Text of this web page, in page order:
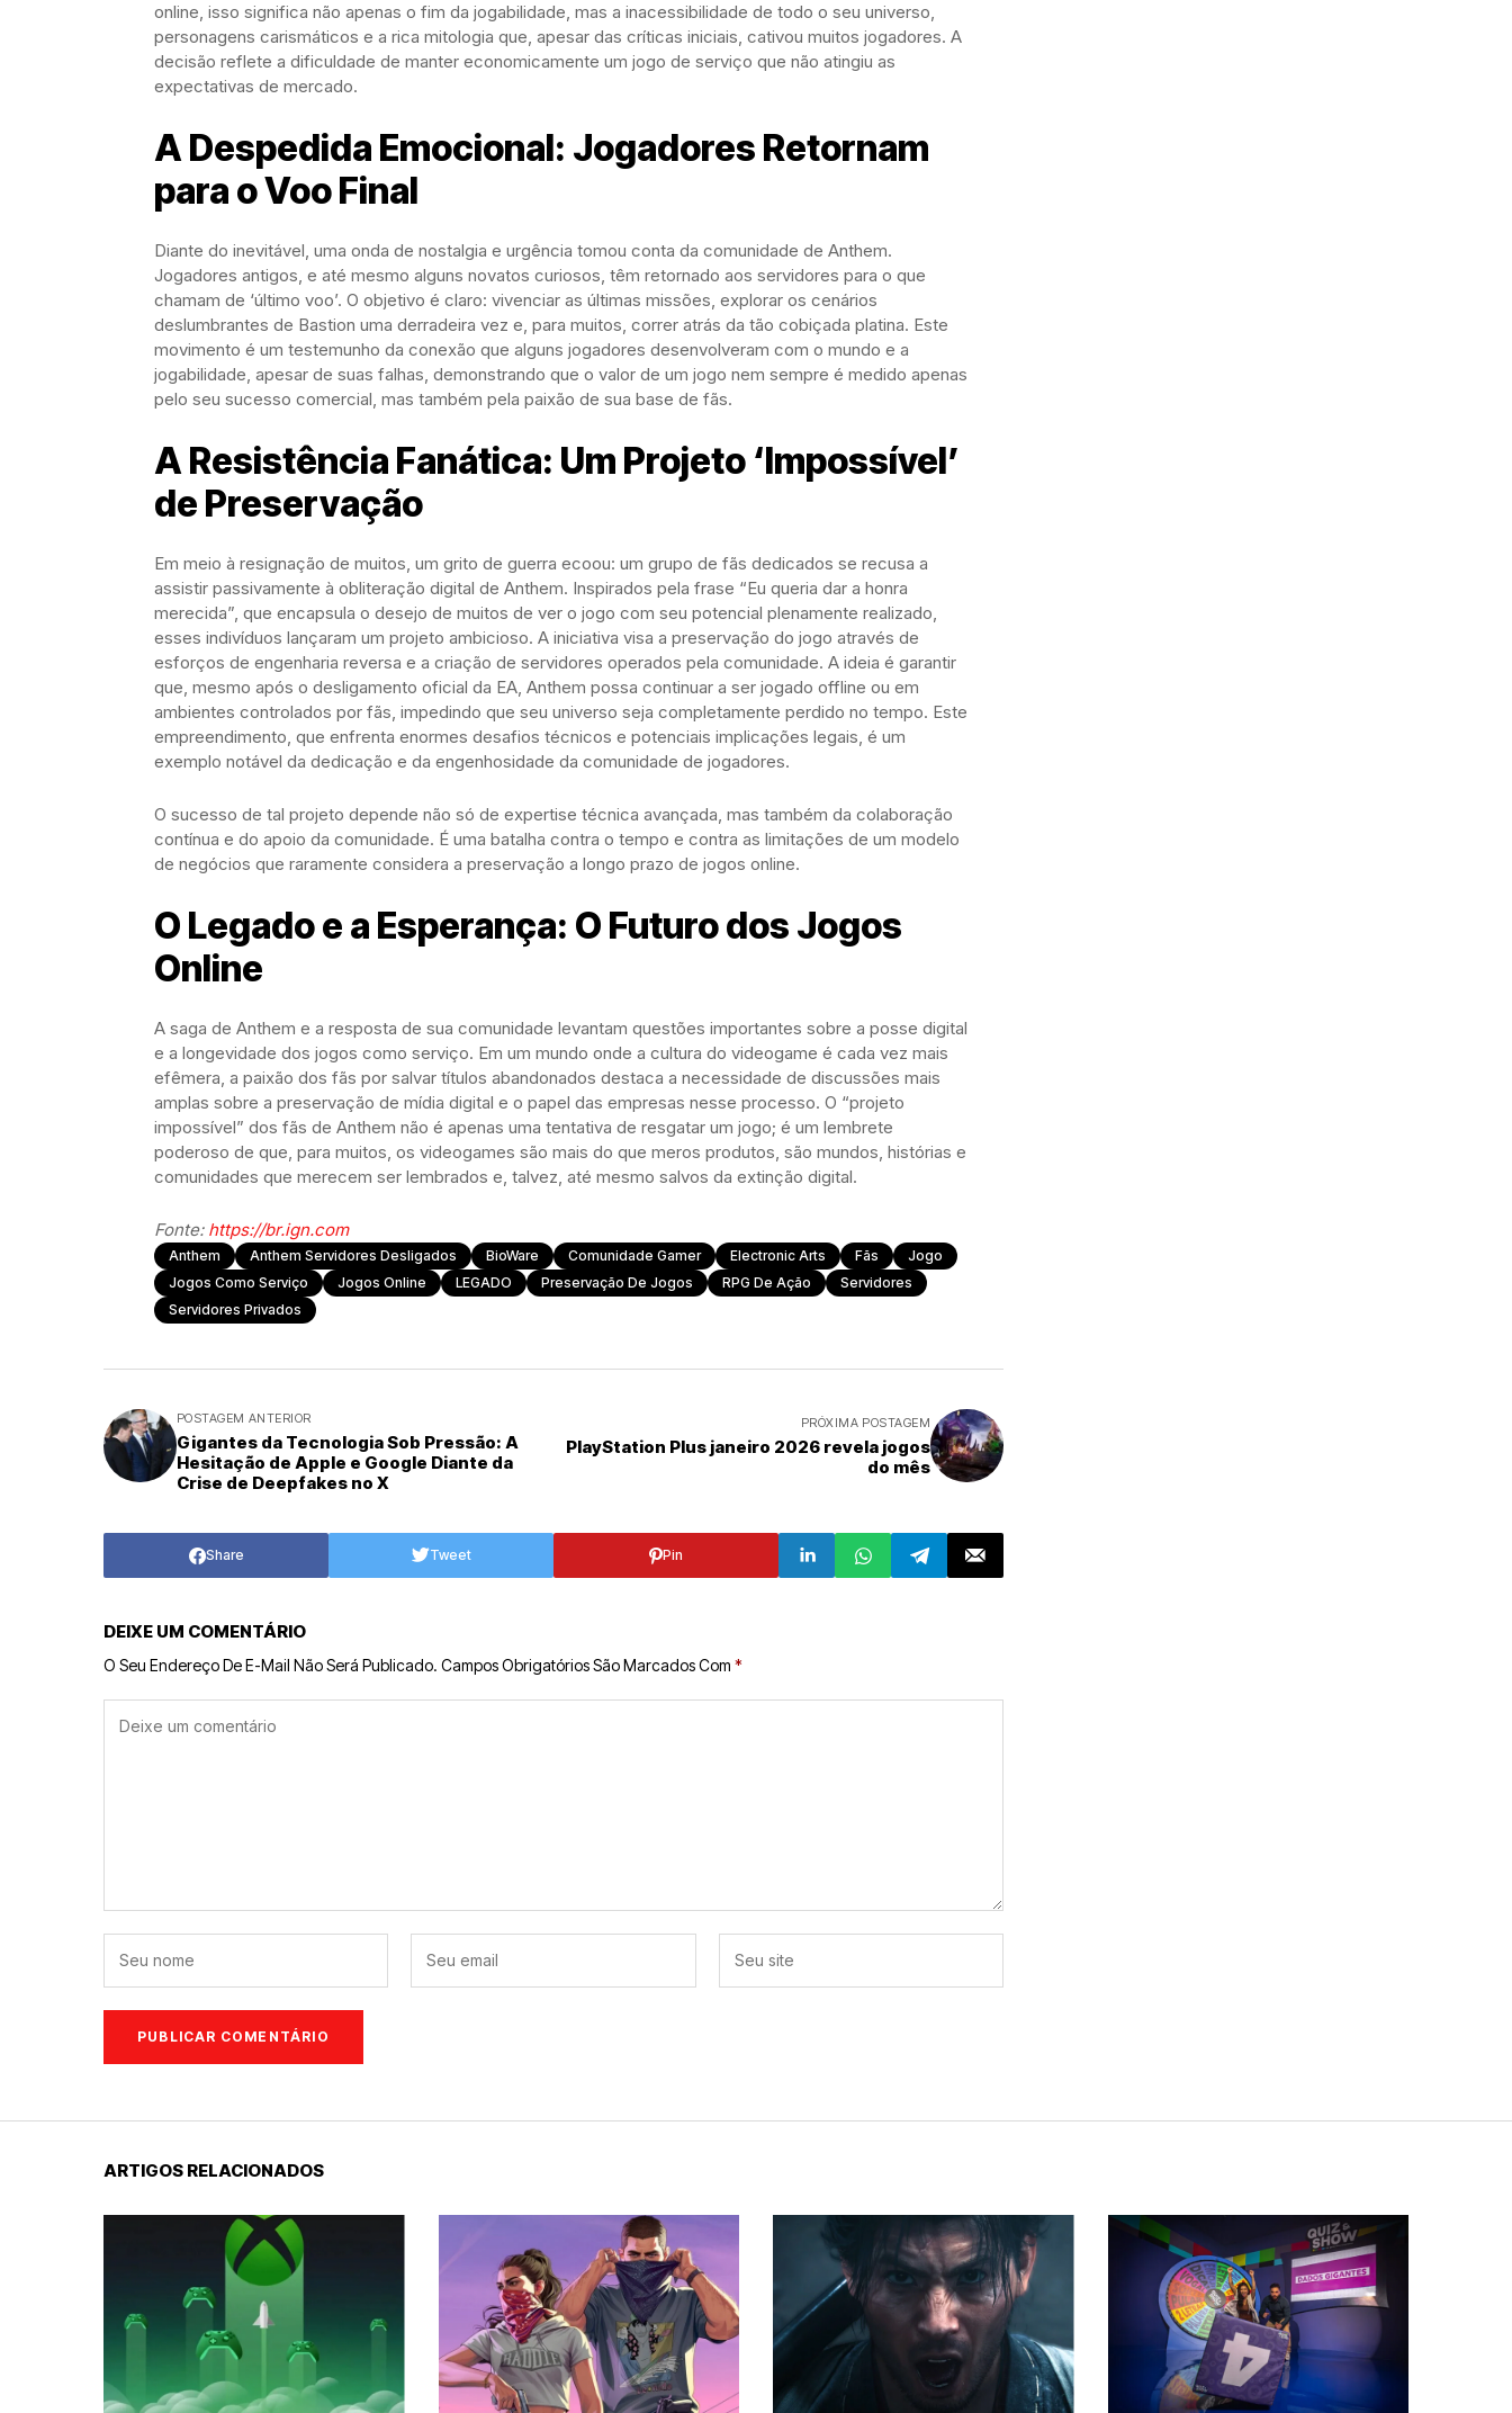
online, isso significa não apenas o fim da jogabilidade, mas a inacessibilidade de todo o seu universo,
personagens carismáticos e a rica mitologia que, apesar das críticas iniciais, cativou muitos jogadores. A
decisão reflete a dificuldade de manter economicamente um jogo de serviço que não atingiu as
expectativas de mercado.
A Despedida Emocional: Jogadores Retornam
para o Voo Final
Diante do inevitável, uma onda de nostalgia e urgência tomou conta da comunidade de Anthem.
Jogadores antigos, e até mesmo alguns novatos curiosos, têm retornado aos servidores para o que
chamam de ‘último voo’. O objetivo é claro: vivenciar as últimas missões, explorar os cenários
deslumbrantes de Bastion uma derradeira vez e, para muitos, correr atrás da tão cobiçada platina. Este
movimento é um testemunho da conexão que alguns jogadores desenvolveram com o mundo e a
jogabilidade, apesar de suas falhas, demonstrando que o valor de um jogo nem sempre é medido apenas
pelo seu sucesso comercial, mas também pela paixão de sua base de fãs.
A Resistência Fanática: Um Projeto ‘Impossível’
de Preservação
Em meio à resignação de muitos, um grito de guerra ecoou: um grupo de fãs dedicados se recusa a
assistir passivamente à obliteração digital de Anthem. Inspirados pela frase “Eu queria dar a honra
merecida”, que encapsula o desejo de muitos de ver o jogo com seu potencial plenamente realizado,
esses indivíduos lançaram um projeto ambicioso. A iniciativa visa a preservação do jogo através de
esforços de engenharia reversa e a criação de servidores operados pela comunidade. A ideia é garantir
que, mesmo após o desligamento oficial da EA, Anthem possa continuar a ser jogado offline ou em
ambientes controlados por fãs, impedindo que seu universo seja completamente perdido no tempo. Este
empreendimento, que enfrenta enormes desafios técnicos e potenciais implicações legais, é um
exemplo notável da dedicação e da engenhosidade da comunidade de jogadores.
O sucesso de tal projeto depende não só de expertise técnica avançada, mas também da colaboração
contínua e do apoio da comunidade. É uma batalha contra o tempo e contra as limitações de um modelo
de negócios que raramente considera a preservação a longo prazo de jogos online.
O Legado e a Esperança: O Futuro dos Jogos
Online
A saga de Anthem e a resposta de sua comunidade levantam questões importantes sobre a posse digital
e a longevidade dos jogos como serviço. Em um mundo onde a cultura do videogame é cada vez mais
efêmera, a paixão dos fãs por salvar títulos abandonados destaca a necessidade de discussões mais
amplas sobre a preservação de mídia digital e o papel das empresas nesse processo. O “projeto
impossível” dos fãs de Anthem não é apenas uma tentativa de resgatar um jogo; é um lembrete
poderoso de que, para muitos, os videogames são mais do que meros produtos, são mundos, histórias e
comunidades que merecem ser lembrados e, talvez, até mesmo salvos da extinção digital.
Fonte: https://br.ign.com
Anthem Anthem Servidores Desligados BioWare Comunidade Gamer Electronic Arts Fãs
Jogo
Jogos Como Serviço
Jogos Online LEGADO Preservação De Jogos RPG De Ação
Servidores
Servidores Privados
POSTAGEM ANTERIOR
Gigantes da Tecnologia Sob Pressão: A
Hesitação de Apple e Google Diante da
Crise de Deepfakes no X
PRÓXIMA POSTAGEM
PlayStation Plus janeiro 2026 revela jogos
do mês
Share Tweet Pin
DEIXE UM COMENTÁRIO
O Seu Endereço De E-Mail Não Será Publicado. Campos Obrigatórios São Marcados Com *
ARTIGOS RELACIONADOS